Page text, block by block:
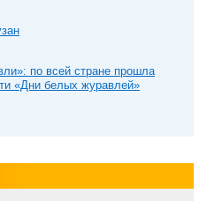
по всей стране прошла
«Дни белых журавлей»